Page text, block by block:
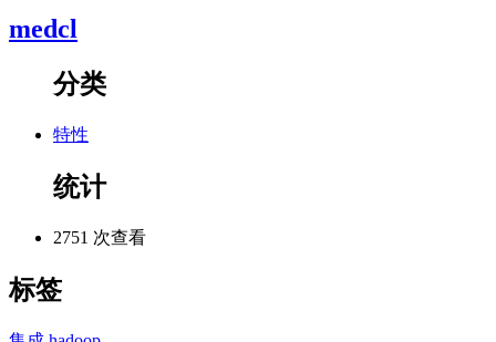
medcl
分类
特性
统计
2751 次查看
标签